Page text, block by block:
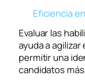
Eficiencia
Evaluar las
ayuda a
permitir una
candidatos